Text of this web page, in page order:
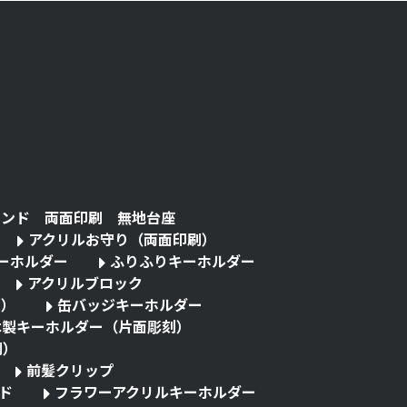
ンド 両面印刷 無地台座
アクリルお守り（両面印刷）
ホルダー
ふりふりキーホルダー
アクリルブロック
缶バッジキーホルダー
キーホルダー（片面彫刻）
前髪クリップ
フラワーアクリルキーホルダー